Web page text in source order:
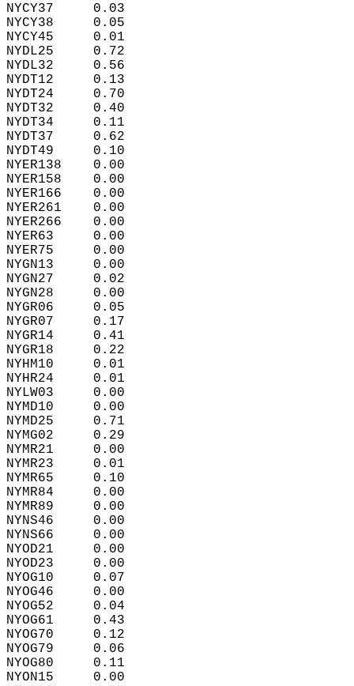
NYCY37     0.03
NYCY38     0.05
NYCY45     0.01
NYDL25     0.72
NYDL32     0.56
NYDT12     0.13
NYDT24     0.70
NYDT32     0.40
NYDT34     0.11
NYDT37     0.62
NYDT49     0.10
NYER138    0.00
NYER158    0.00
NYER166    0.00
NYER261    0.00
NYER266    0.00
NYER63     0.00
NYER75     0.00
NYGN13     0.00
NYGN27     0.02
NYGN28     0.00
NYGR06     0.05
NYGR07     0.17
NYGR14     0.41
NYGR18     0.22
NYHM10     0.01
NYHR24     0.01
NYLW03     0.00
NYMD10     0.00
NYMD25     0.71
NYMG02     0.29
NYMR21     0.00
NYMR23     0.01
NYMR65     0.10
NYMR84     0.00
NYMR89     0.00
NYNS46     0.00
NYNS66     0.00
NYOD21     0.00
NYOD23     0.00
NYOG10     0.07
NYOG46     0.00
NYOG52     0.04
NYOG61     0.43
NYOG70     0.12
NYOG79     0.06
NYOG80     0.11
NYON15     0.00